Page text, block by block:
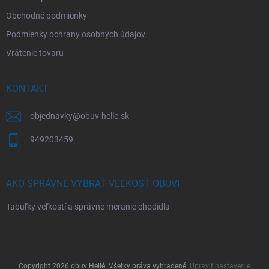
Obchodné podmienky
Podmienky ochrany osobných údajov
Vrátenie tovaru
KONTAKT
objednavky@obuv-helle.sk
949203459
AKO SPRÁVNE VYBRAŤ VEĽKOSŤ OBUVI
Tabuľky veľkostí a správne meranie chodidla
Copyright 2026 obuv Hellé. Všetky práva vyhradené. Upraviť nastavenie